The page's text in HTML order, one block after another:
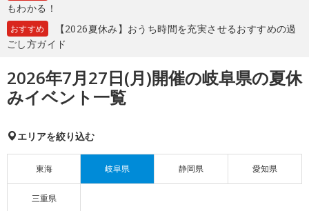
もわかる！
おすすめ
【2026夏休み】おうち時間を充実させるおすすめの過
ごし方ガイド
2026年7月27日(月)開催の岐阜県の夏休
みイベント一覧
エリアを絞り込む
東海 岐阜県 静岡県 愛知県
三重県